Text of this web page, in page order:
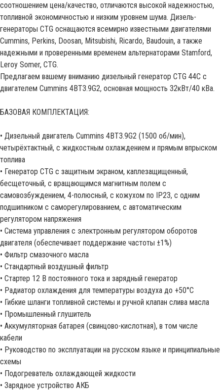
соотношением цена/качество, отличаются высокой надежностью,
топливной экономичностью и низким уровнем шума. Дизель-
генераторы CTG оснащаются всемирно известными двигателями
Cummins, Perkins, Doosan, Mitsubishi, Ricardo, Baudouin, а также
надежными и проверенными временем альтернаторами Stamford,
Leroy Somer, CTG.
Предлагаем вашему вниманию дизельный генератор CTG 44C с
двигателем Cummins 4BT3.9G2, основная мощность 32кВт/40 кВа.
БАЗОВАЯ КОМПЛЕКТАЦИЯ:
• Дизельный двигатель Cummins 4BT3.9G2 (1500 об/мин),
четырёхтактный, с жидкостным охлаждением и прямым впрыском
топлива
• Генератор CTG с защитным экраном, каплезащищенный,
бесщеточный, с вращающимся магнитным полем с
самовозбуждением, 4-полюсный, с кожухом по IP23, с одним
подшипником с саморегулированием, с автоматическим
регулятором напряжения
• Система управления с электронным регулятором оборотов
двигателя (обеспечивает поддержание частоты ±1%)
• Фильтр смазочного масла
• Стандартный воздушный фильтр
• Стартер 12 В постоянного тока и зарядный генератор
• Радиатор охлаждения для температуры воздуха до +50°С
• Гибкие шланги топливной системы и ручной клапан слива масла
• Промышленный глушитель
• Аккумуляторная батарея (свинцово-кислотная), в том числе
кабели
• Руководство по эксплуатации на русском языке и принципиальные
схемы
• Подогреватель охлаждающей жидкости
• Зарядное устройство АКБ